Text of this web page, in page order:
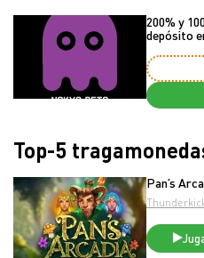
200% y
depósito
Top-5
Pan’s